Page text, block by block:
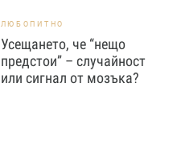
ЛЮБОПИТНО
Усещането, че “нещо
предстои” – случайност
или сигнал от мозъка?